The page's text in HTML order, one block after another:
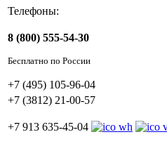
Телефоны:
8 (800) 555-54-30
Бесплатно по России
+7 (495) 105-96-04
+7 (3812) 21-00-57
+7 913 635-45-04